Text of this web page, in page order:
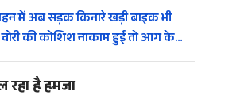
में अब सड़क किनारे खड़ी बाइक भी
चोरी की कोशिश नाकाम हुई तो आग के…
रहा है हमजा